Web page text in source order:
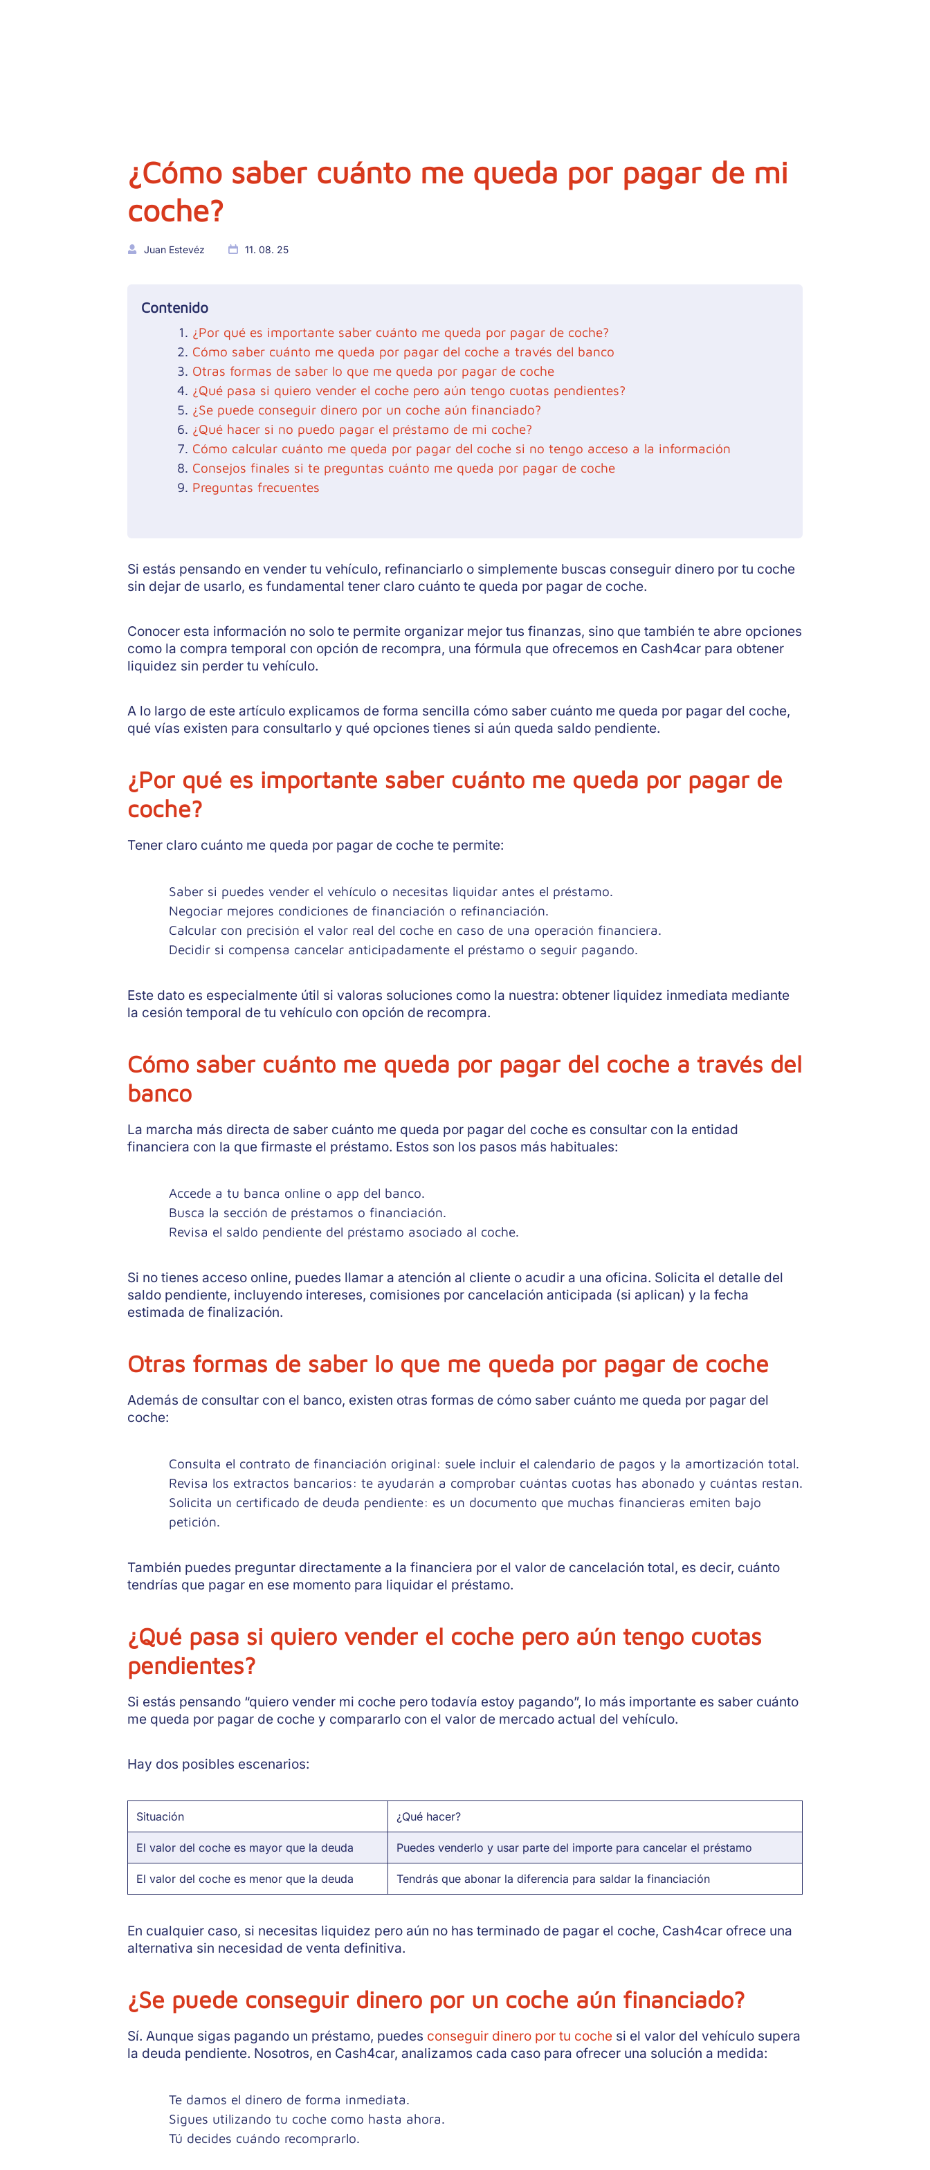
¿Cómo saber cuánto me queda por pagar de mi
coche?
Juan Estevéz 11. 08. 25
Contenido
¿Por qué es importante saber cuánto me queda por pagar de coche?
Cómo saber cuánto me queda por pagar del coche a través del banco
Otras formas de saber lo que me queda por pagar de coche
¿Qué pasa si quiero vender el coche pero aún tengo cuotas pendientes?
¿Se puede conseguir dinero por un coche aún financiado?
¿Qué hacer si no puedo pagar el préstamo de mi coche?
Cómo calcular cuánto me queda por pagar del coche si no tengo acceso a la información
Consejos finales si te preguntas cuánto me queda por pagar de coche
Preguntas frecuentes
Si estás pensando en vender tu vehículo, refinanciarlo o simplemente buscas conseguir dinero por tu coche
sin dejar de usarlo, es fundamental tener claro cuánto te queda por pagar de coche.
Conocer esta información no solo te permite organizar mejor tus finanzas, sino que también te abre opciones
como la compra temporal con opción de recompra, una fórmula que ofrecemos en Cash4car para obtener
liquidez sin perder tu vehículo.
A lo largo de este artículo explicamos de forma sencilla cómo saber cuánto me queda por pagar del coche,
qué vías existen para consultarlo y qué opciones tienes si aún queda saldo pendiente.
¿Por qué es importante saber cuánto me queda por pagar de
coche?
Tener claro cuánto me queda por pagar de coche te permite:
Saber si puedes vender el vehículo o necesitas liquidar antes el préstamo.
Negociar mejores condiciones de financiación o refinanciación.
Calcular con precisión el valor real del coche en caso de una operación financiera.
Decidir si compensa cancelar anticipadamente el préstamo o seguir pagando.
Este dato es especialmente útil si valoras soluciones como la nuestra: obtener liquidez inmediata mediante
la cesión temporal de tu vehículo con opción de recompra.
Cómo saber cuánto me queda por pagar del coche a través del
banco
La marcha más directa de saber cuánto me queda por pagar del coche es consultar con la entidad
financiera con la que firmaste el préstamo. Estos son los pasos más habituales:
Accede a tu banca online o app del banco.
Busca la sección de préstamos o financiación.
Revisa el saldo pendiente del préstamo asociado al coche.
Si no tienes acceso online, puedes llamar a atención al cliente o acudir a una oficina. Solicita el detalle del
saldo pendiente, incluyendo intereses, comisiones por cancelación anticipada (si aplican) y la fecha
estimada de finalización.
Otras formas de saber lo que me queda por pagar de coche
Además de consultar con el banco, existen otras formas de cómo saber cuánto me queda por pagar del
coche:
Consulta el contrato de financiación original: suele incluir el calendario de pagos y la amortización total.
Revisa los extractos bancarios: te ayudarán a comprobar cuántas cuotas has abonado y cuántas restan.
Solicita un certificado de deuda pendiente: es un documento que muchas financieras emiten bajo
petición.
También puedes preguntar directamente a la financiera por el valor de cancelación total, es decir, cuánto
tendrías que pagar en ese momento para liquidar el préstamo.
¿Qué pasa si quiero vender el coche pero aún tengo cuotas
pendientes?
Si estás pensando “quiero vender mi coche pero todavía estoy pagando”, lo más importante es saber cuánto
me queda por pagar de coche y compararlo con el valor de mercado actual del vehículo.
Hay dos posibles escenarios:
Situación ¿Qué hacer?
El valor del coche es mayor que la deuda Puedes venderlo y usar parte del importe para cancelar el préstamo
El valor del coche es menor que la deuda Tendrás que abonar la diferencia para saldar la financiación
En cualquier caso, si necesitas liquidez pero aún no has terminado de pagar el coche, Cash4car ofrece una
alternativa sin necesidad de venta definitiva.
¿Se puede conseguir dinero por un coche aún financiado?
Sí. Aunque sigas pagando un préstamo, puedes conseguir dinero por tu cochesi el valor del vehículo supera
la deuda pendiente. Nosotros, en Cash4car, analizamos cada caso para ofrecer una solución a medida:
Te damos el dinero de forma inmediata.
Sigues utilizando tu coche como hasta ahora.
Tú decides cuándo recomprarlo.